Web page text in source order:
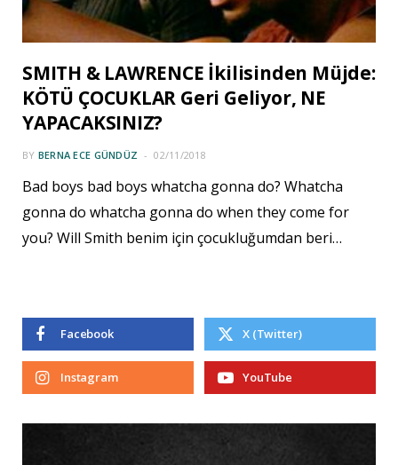
SMITH & LAWRENCE İkilisinden Müjde:
KÖTÜ ÇOCUKLAR Geri Geliyor, NE
YAPACAKSINIZ?
BY BERNA ECE GÜNDÜZ 02/11/2018
Bad boys bad boys whatcha gonna do? Whatcha
gonna do whatcha gonna do when they come for
you? Will Smith benim için çocukluğumdan beri…
Facebook X (Twitter)
Instagram YouTube